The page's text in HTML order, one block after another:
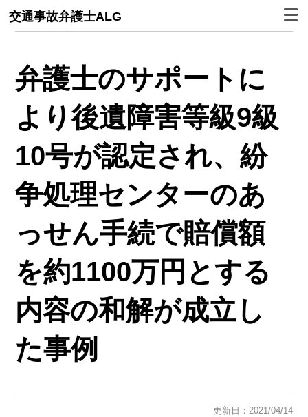
交通事故弁護士ALG
弁護士のサポートに
より後遺障害等級9級
10号が認定され、紛
争処理センターのあ
っせん手続で賠償額
を約1100万円とする
内容の和解が成立し
た事例
更新日：2021/04/14